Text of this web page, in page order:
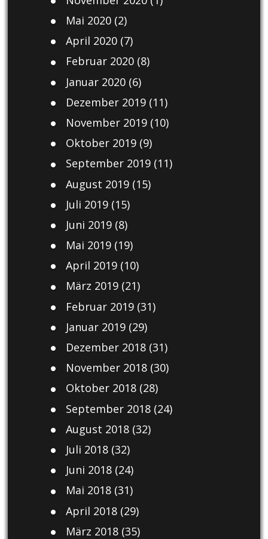
Mai 2020(2)
April 2020(7)
Februar 2020(8)
Januar 2020(6)
Dezember 2019(11)
November 2019(10)
Oktober 2019(9)
September 2019(11)
August 2019(15)
Juli 2019(15)
Juni 2019(8)
Mai 2019(19)
April 2019(10)
März 2019(21)
Februar 2019(31)
Januar 2019(29)
Dezember 2018(31)
November 2018(30)
Oktober 2018(28)
September 2018(24)
August 2018(32)
Juli 2018(32)
Juni 2018(24)
Mai 2018(31)
April 2018(29)
März 2018(35)